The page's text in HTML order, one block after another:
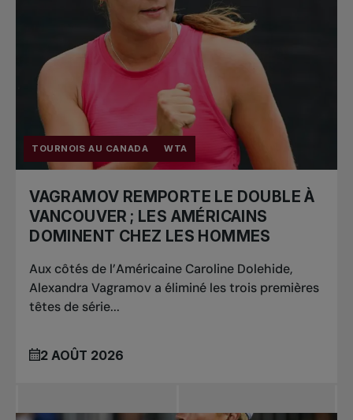
professionnel
Redéfinir le jeu
Tournois
nationaux
TOURNOIS AU CANADA WTA
VAGRAMOV REMPORTE LE DOUBLE À
VANCOUVER ; LES AMÉRICAINS
DOMINENT CHEZ LES HOMMES
Aux côtés de l’Américaine Caroline Dolehide,
Alexandra Vagramov a éliminé les trois premières
têtes de série...
2 AOÛT 2026